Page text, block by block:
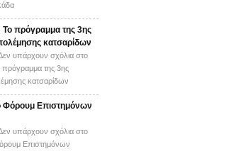
πρόγραμμα της 3ης
κατσαρίδων
υπάρχουν σχόλια στο
της 3ης
κατσαρίδων
Φόρουμ Επιστημόνων
υπάρχουν σχόλια στο
Επιστημόνων